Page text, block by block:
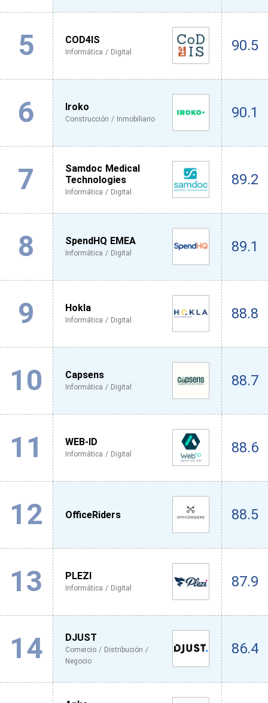
5 COD4IS
Informática / Digital 90.5
6 Iroko
Construcción / Inmobiliario 90.1
7
Samdoc Medical
Technologies
Informática / Digital
89.2
8 SpendHQ EMEA
Informática / Digital 89.1
9 Hokla
Informática / Digital 88.8
10 Capsens
Informática / Digital 88.7
11 WEB-ID
Informática / Digital 88.6
12 OfficeRiders 88.5
13 PLEZI
Informática / Digital 87.9
14 DJUST
Comercio / Distribución /
Negocio
86.4